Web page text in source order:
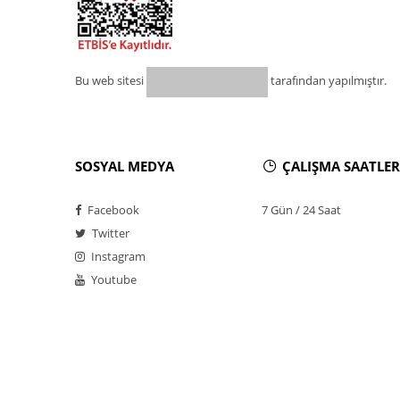
Bu web sitesi tarafından yapılmıştır.
SOSYAL MEDYA
Facebook
Twitter
Instagram
Youtube
ÇALIŞMA
7 Gün / 24 Saat